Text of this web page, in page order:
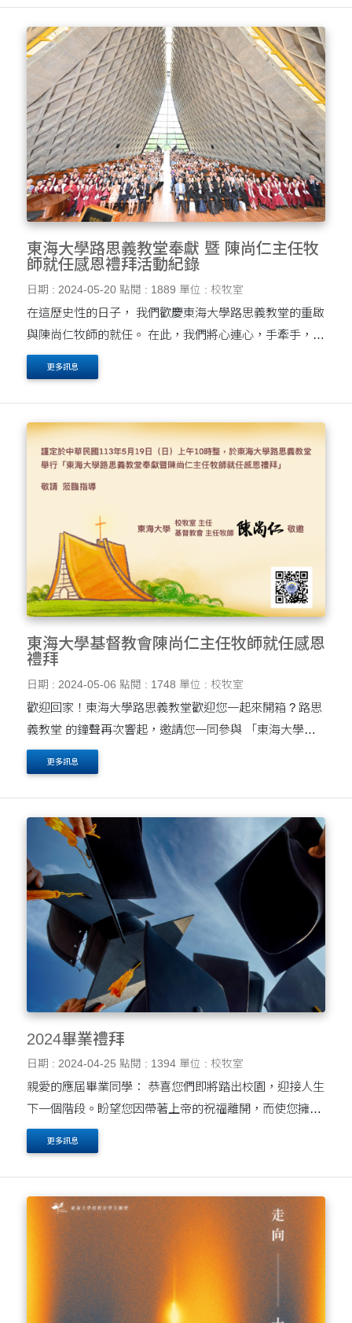
東海大學路思義教堂奉獻 暨 陳尚仁主任牧
師就任感恩禮拜活動紀錄
日期 : 2024-05-20 點閱 : 1889 單位 : 校牧室
在這歷史性的日子， 我們歡慶東海大學路思義教堂的重啟
與陳尚仁牧師的就任。 在此，我們將心連心，手牽手，共
同迎接神賜予的新篇章。 願主的恩典照亮每一位踏入這聖
殿的人，帶來和平與希望。 讓我們在這聖地....
更多訊息
東海大學基督教會陳尚仁主任牧師就任感恩
禮拜
日期 : 2024-05-06 點閱 : 1748 單位 : 校牧室
歡迎回家！東海大學路思義教堂歡迎您一起來開箱 ? 路思
義教堂 的鐘聲再次響起，邀請您一同參與 「東海大學路
思義教堂奉獻暨陳尚仁主任牧師就任感恩禮拜」。 這不僅
是一場建築的重生，更是我們東海精神....
更多訊息
2024畢業禮拜
日期 : 2024-04-25 點閱 : 1394 單位 : 校牧室
親愛的應屆畢業同學： 恭喜您們即將踏出校園，迎接人生
下一個階段。盼望您因帶著上帝的祝福離開，而使您擁有
更大的信心和勇氣。 校牧室與東海大學基督教會於每年畢
業典禮前一週日會舉行畢業禮拜，為應屆畢業生祝....
更多訊息